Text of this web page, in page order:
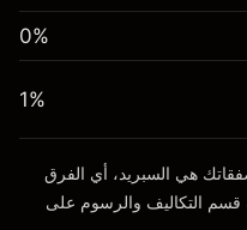
0%
1%
هي السبريد، أي الفرق
قسم التكاليف والرسوم على